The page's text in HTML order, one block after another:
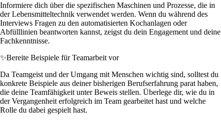
Informiere dich über die spezifischen Maschinen und Prozesse, die in
der Lebensmitteltechnik verwendet werden. Wenn du während des
Interviews Fragen zu den automatisierten Kochanlagen oder
Abfülllinien beantworten kannst, zeigst du dein Engagement und deine
Fachkenntnisse.
✨Bereite Beispiele für Teamarbeit vor
Da Teamgeist und der Umgang mit Menschen wichtig sind, solltest du
konkrete Beispiele aus deiner bisherigen Berufserfahrung parat haben,
die deine Teamfähigkeit unter Beweis stellen. Überlege dir, wie du in
der Vergangenheit erfolgreich im Team gearbeitet hast und welche
Rolle du dabei gespielt hast.